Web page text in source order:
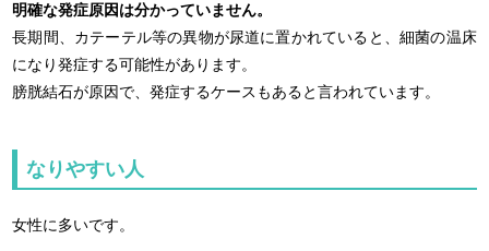
明確な発症原因は分かっていません。
長期間、カテーテル等の異物が尿道に置かれていると、細菌の温床
になり発症する可能性があります。
膀胱結石が原因で、発症するケースもあると言われています。
なりやすい人
女性に多いです。